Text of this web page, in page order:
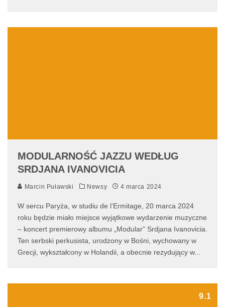
MODULARNOŚĆ JAZZU WEDŁUG
SRDJANA IVANOVICIA
Marcin Puławski Newsy 4 marca 2024
W sercu Paryża, w studiu de l’Ermitage, 20 marca 2024
roku będzie miało miejsce wyjątkowe wydarzenie muzyczne
– koncert premierowy albumu „Modular” Srdjana Ivanovicia.
Ten serbski perkusista, urodzony w Bośni, wychowany w
Grecji, wykształcony w Holandii, a obecnie rezydujący w...
9.1